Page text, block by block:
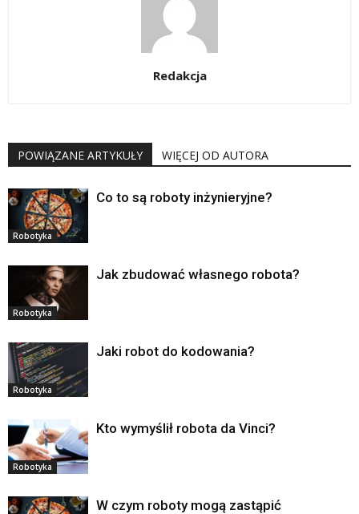
Redakcja
POWIĄZANE ARTYKUŁY WIĘCEJ OD AUTORA
Robotyka
Co to są roboty inżynieryjne?
Robotyka
Jak zbudować własnego robota?
Robotyka
Jaki robot do kodowania?
Robotyka
Kto wymyślił robota da Vinci?
W czym roboty mogą zastąpić